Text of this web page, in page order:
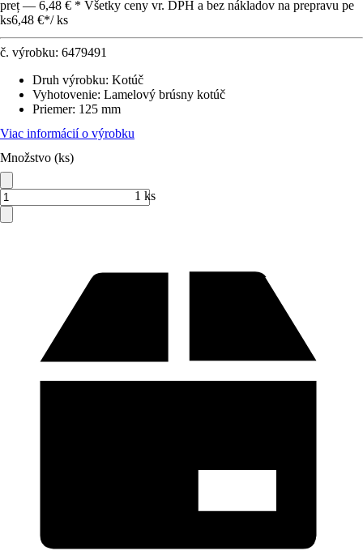
preț — 6,48 € * Všetky ceny vr. DPH a bez nákladov na prepravu pe
ks6,48 €*/ ks
č. výrobku: 6479491
Druh výrobku: Kotúč
Vyhotovenie: Lamelový brúsny kotúč
Priemer: 125 mm
Viac informácií o výrobku
Množstvo (ks)
1 ks